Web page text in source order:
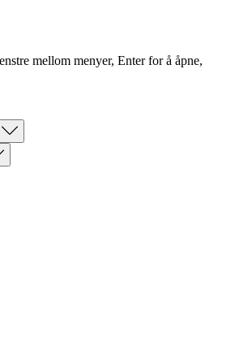
mellom menyer, Enter for å åpne,